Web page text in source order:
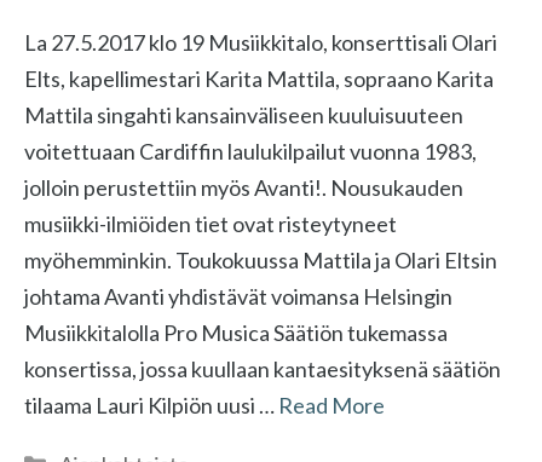
La 27.5.2017 klo 19 Musiikkitalo, konserttisali Olari
Elts, kapellimestari Karita Mattila, sopraano Karita
Mattila singahti kansainväliseen kuuluisuuteen
voitettuaan Cardiffin laulukilpailut vuonna 1983,
jolloin perustettiin myös Avanti!. Nousukauden
musiikki-ilmiöiden tiet ovat risteytyneet
myöhemminkin. Toukokuussa Mattila ja Olari Eltsin
johtama Avanti yhdistävät voimansa Helsingin
Musiikkitalolla Pro Musica Säätiön tukemassa
konsertissa, jossa kuullaan kantaesityksenä säätiön
tilaama Lauri Kilpiön uusi … Read More